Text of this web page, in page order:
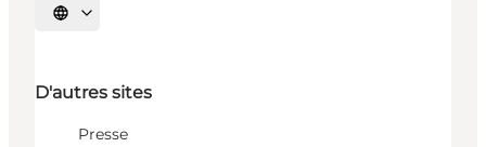
Choisissez la langue
D'autres sites
Presse